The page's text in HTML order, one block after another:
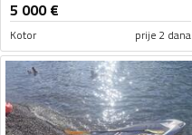
5 000€
Kotor prije 2 dana